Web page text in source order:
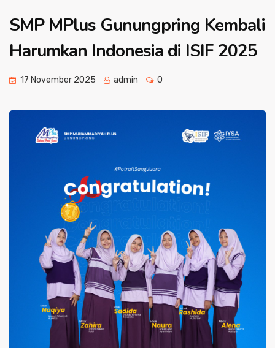
SMP MPlus Gunungpring Kembali
Harumkan Indonesia di ISIF 2025
17 November 2025 admin 0